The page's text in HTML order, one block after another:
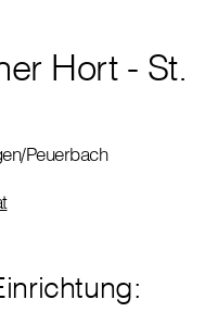
Hort - St.
Peuerbach